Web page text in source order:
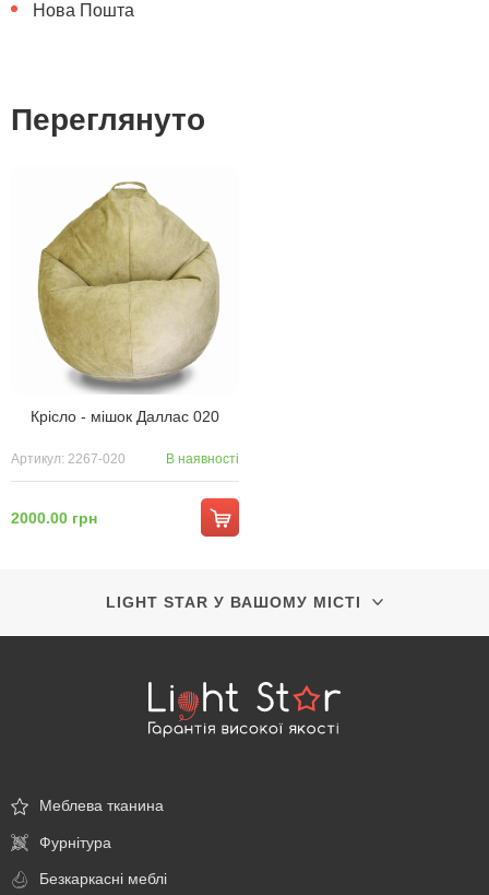
Нова Пошта
Переглянуто
Крісло - мішок Даллас 020
Артикул: 2267-020 В наявності
2000.00 грн
LIGHT STAR У ВАШОМУ МІСТІ
Меблева тканина
Фурнітура
Безкаркасні меблі